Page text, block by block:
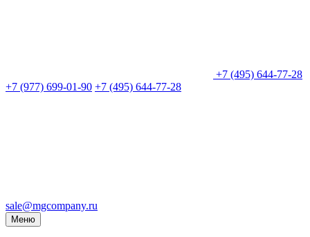
+7 (495) 644-77-28
+7 (977) 699-01-90 +7 (495) 644-77-28
sale@mgcompany.ru
Меню